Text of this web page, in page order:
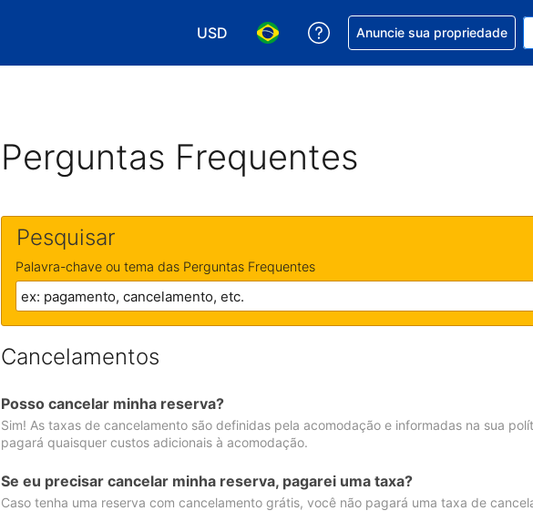
USD
Escolha sua moeda. Atualmente, sua moeda é:
Escolha seu idioma. Atualmente, seu
Receber ajuda com sua
Anuncie sua propriedade
Perguntas Frequentes
Pesquisar
Palavra-chave ou tema das Perguntas Frequentes
Cancelamentos
Posso cancelar minha reserva?
Sim! As taxas de cancelamento são definidas pela acomodação e informadas na sua
pagará quaisquer custos adicionais à acomodação.
Se eu precisar cancelar minha reserva, pagarei uma taxa?
Caso tenha uma reserva com cancelamento grátis, você não pagará uma taxa de